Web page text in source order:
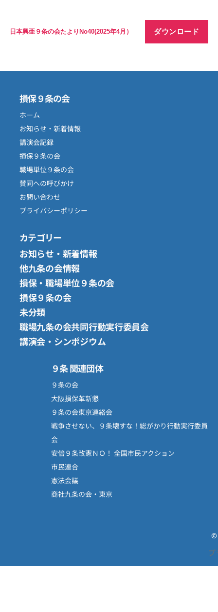
日本興亜９条の会たよりNo40(2025年4月） ダウンロード
損保９条の会
ホーム
お知らせ・新着情報
講演会記録
損保９条の会
職場単位９条の会
賛同への呼びかけ
お問い合わせ
プライバシーポリシー
カテゴリー
お知らせ・新着情報
他九条の会情報
損保・職場単位９条の会
損保９条の会
未分類
職場九条の会共同行動実行委員会
講演会・シンポジウム
９条 関連団体
９条の会
大阪損保革新懇
９条の会東京連絡会
戦争させない、９条壊すな！総がかり行動実行委員
会
安倍９条改憲ＮＯ！ 全国市民アクション
市民連合
憲法会議
商社九条の会・東京
©